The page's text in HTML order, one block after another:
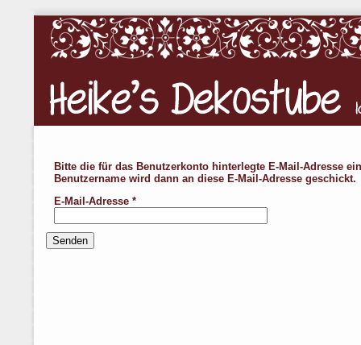
Bitte die für das Benutzerkonto hinterlegte E-Mail-Adresse
Benutzername wird dann an diese E-Mail-Adresse geschickt.
E-Mail-Adresse*
Senden